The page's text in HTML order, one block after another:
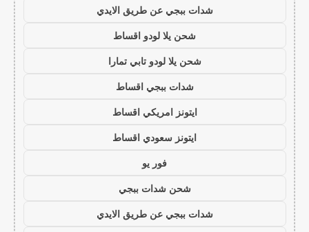
شدات ببجي عن طريق الايدي
شحن يلا لودو اقساط
شحن يلا لودو تابي تمارا
شدات ببجي اقساط
ايتونز امريكي اقساط
ايتونز سعودي اقساط
فور يو
شحن شدات ببجي
شدات ببجي عن طريق الايدي